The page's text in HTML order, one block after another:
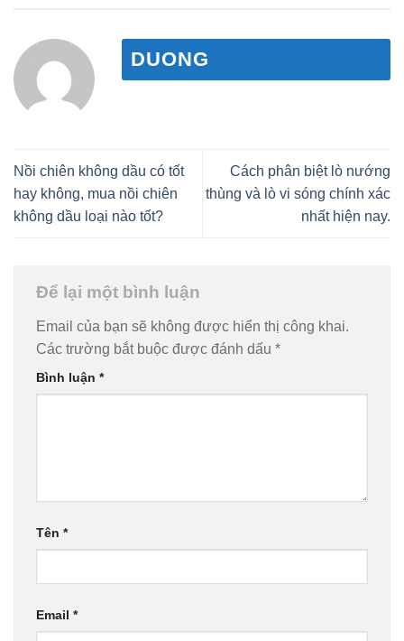
DUONG
Nồi chiên không dầu có tốt
hay không, mua nồi chiên
không dầu loại nào tốt?
Cách phân biệt lò nướng
thùng và lò vi sóng chính xác
nhất hiện nay.
Để lại một bình luận
Email của bạn sẽ không được hiển thị công khai.
Các trường bắt buộc được đánh dấu *
Bình luận *
Tên *
Email *